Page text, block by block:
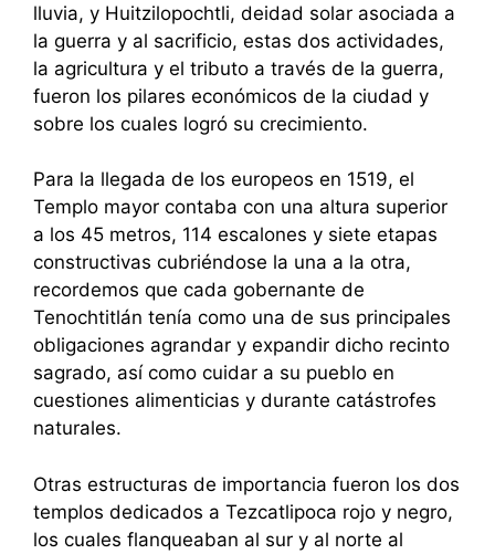
lluvia, y Huitzilopochtli, deidad solar asociada a
la guerra y al sacrificio, estas dos actividades,
la agricultura y el tributo a través de la guerra,
fueron los pilares económicos de la ciudad y
sobre los cuales logró su crecimiento.
Para la llegada de los europeos en 1519, el
Templo mayor contaba con una altura superior
a los 45 metros, 114 escalones y siete etapas
constructivas cubriéndose la una a la otra,
recordemos que cada gobernante de
Tenochtitlán tenía como una de sus principales
obligaciones agrandar y expandir dicho recinto
sagrado, así como cuidar a su pueblo en
cuestiones alimenticias y durante catástrofes
naturales.
Otras estructuras de importancia fueron los dos
templos dedicados a Tezcatlipoca rojo y negro,
los cuales flanqueaban al sur y al norte al